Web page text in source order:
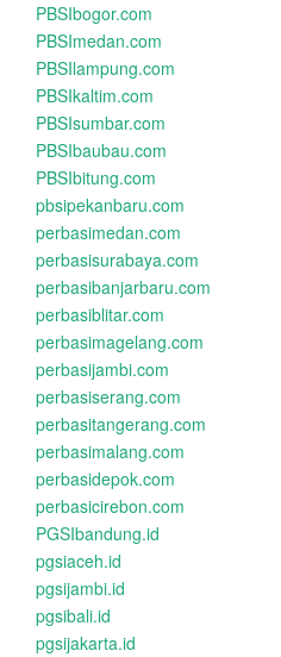
PBSIbogor.com
PBSImedan.com
PBSIlampung.com
PBSIkaltim.com
PBSIsumbar.com
PBSIbaubau.com
PBSIbitung.com
pbsipekanbaru.com
perbasimedan.com
perbasisurabaya.com
perbasibanjarbaru.com
perbasiblitar.com
perbasimagelang.com
perbasijambi.com
perbasiserang.com
perbasitangerang.com
perbasimalang.com
perbasidepok.com
perbasicirebon.com
PGSIbandung.id
pgsiaceh.id
pgsijambi.id
pgsibali.id
pgsijakarta.id